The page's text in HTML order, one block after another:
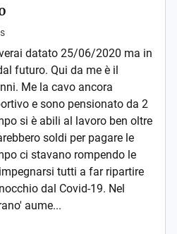
datato 25/06/2020 ma in
futuro. Qui da me è il
Me la cavo ancora
e sono pensionato da 2
si è abili al lavoro ben oltre
soldi per pagare le
ci stavano rompendo le
tutti a far ripartire
dal Covid-19. Nel
aume...